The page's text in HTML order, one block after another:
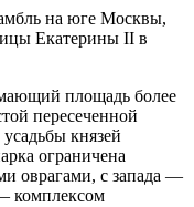
на юге Москвы,
Екатерины II в
площадь более
пересеченной
князей
ограничена
оврагами, с запада —
комплексом